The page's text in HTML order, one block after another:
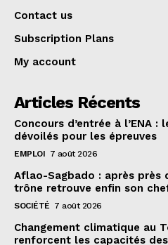
Contact us
Subscription Plans
My account
Articles Récents
Concours d’entrée à l’ENA :
dévoilés pour les épreuves
EMPLOI 7 août 2026
Aflao-Sagbado : après près
trône retrouve enfin son
SOCIÉTÉ 7 août 2026
Changement climatique au
renforcent les capacités